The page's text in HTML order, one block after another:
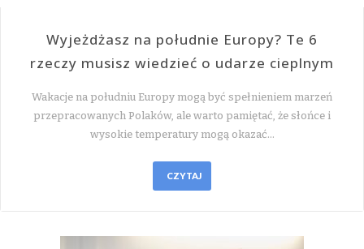
Wyjeżdżasz na południe Europy? Te 6
rzeczy musisz wiedzieć o udarze cieplnym
Wakacje na południu Europy mogą być spełnieniem marzeń
przepracowanych Polaków, ale warto pamiętać, że słońce i
wysokie temperatury mogą okazać…
CZYTAJ